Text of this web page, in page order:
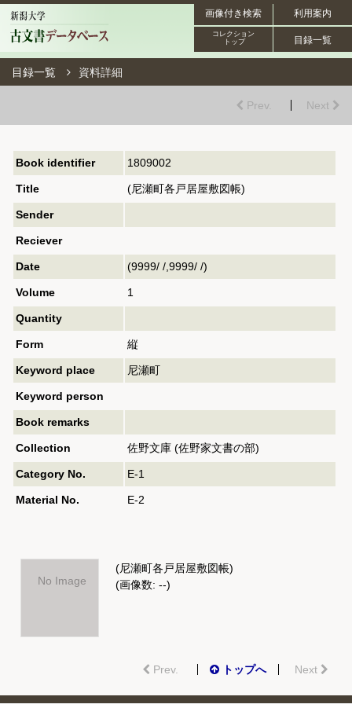
利用案内
画像付き検索
目録一覧
コレクション
トップ
目録一覧 資料詳細
Prev. Next
Book identifier 1809002
Title (尼瀬町各戸居屋敷図帳)
Sender
Reciever
Date (9999/ /,9999/ /)
Volume 1
Quantity
Form 縦
Keyword place 尼瀬町
Keyword person
Book remarks
Collection 佐野文庫 (佐野家文書の部)
Category No. E-1
Material No. E-2
No Image
(尼瀬町各戸居屋敷図帳)
(画像数: --)
Prev. トップへ Next